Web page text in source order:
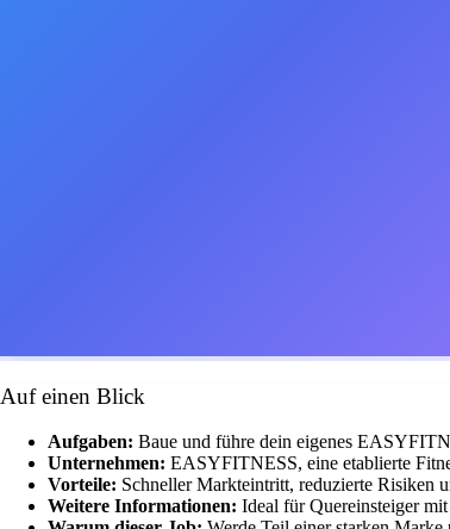
Auf einen Blick
Aufgaben: Baue und führe dein eigenes
Unternehmen: EASYFITNESS, eine etablierte
Vorteile: Schneller Markteintritt, reduzierte Risiken
Weitere Informationen: Ideal für Quereinsteiger